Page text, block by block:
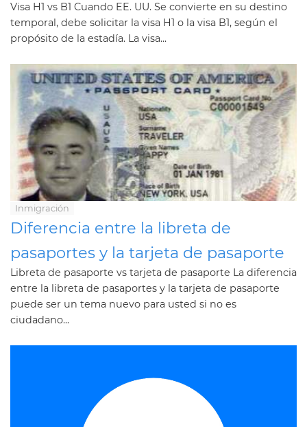
Visa H1 vs B1 Cuando EE. UU. Se convierte en su destino
temporal, debe solicitar la visa H1 o la visa B1, según el
propósito de la estadía. La visa...
Inmigración
Diferencia entre la libreta de
pasaportes y la tarjeta de pasaporte
Libreta de pasaporte vs tarjeta de pasaporte La diferencia
entre la libreta de pasaportes y la tarjeta de pasaporte
puede ser un tema nuevo para usted si no es
ciudadano...